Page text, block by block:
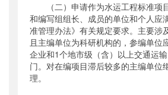
（二）申请作为水运工程标准项
和编写组组长、成员的单位和个人应
准管理办法》有关规定要求。主要涉
且主编单位为科研机构的，参编单位
企业和1个地市级（含）以上交通运
门。对在编项目滞后较多的主编单位
理。